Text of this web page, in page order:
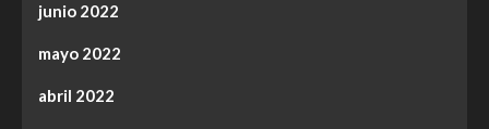
junio 2022
mayo 2022
abril 2022